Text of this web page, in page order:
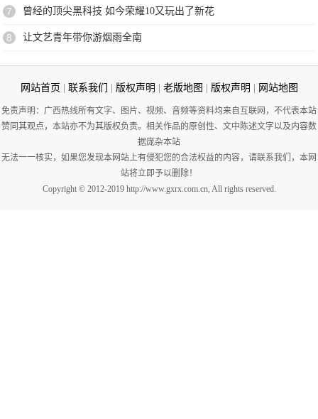
7 曾经的顶尖黑科技 如今荣耀10又玩出了新花
8 让文艺青年带你游烟雨全南
网站首页 联系我们 版权声明 老版地图 版权声明 网站地图
免责声明：广西热线所有文字、图片、视频、音频等资料均来自互联网，不代表本站
赞同其观点，本站亦不为其版权负责。相关作品的原创性、文中陈述文字以及内容数
据庞杂本站
无法一一核实，如果您发现本网站上有侵犯您的合法权益的内容，请联系我们，本网
站将立即予以删除！
Copyright © 2012-2019 http://www.gxrx.com.cn, All rights reserved.